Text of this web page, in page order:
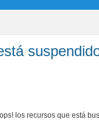
los recursos que está